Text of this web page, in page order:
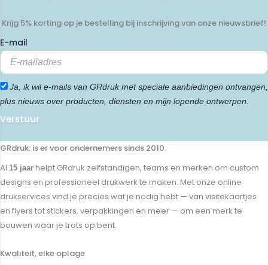
Krijg 5% korting op je bestelling bij inschrijving van onze nieuwsbrief!
E-mail
Ja, ik wil e-mails van GRdruk met speciale aanbiedingen ontvangen,
plus nieuws over producten, diensten en mijn lopende ontwerpen.
Verstuur
GRdruk: is er voor ondernemers sinds 2010.
Al 15 jaar helpt GRdruk zelfstandigen, teams en merken om custom
designs en professioneel drukwerk te maken. Met onze online
drukservices vind je precies wat je nodig hebt — van visitekaartjes
en flyers tot stickers, verpakkingen en meer — om een merk te
bouwen waar je trots op bent.
Kwaliteit, elke oplage